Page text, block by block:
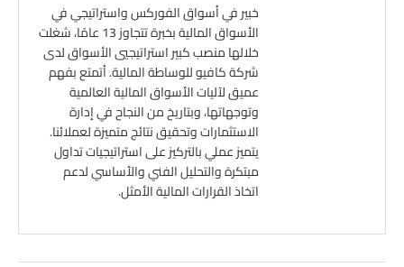
خبير في أسواق الفوركس واستراتيجي في
الأسواق المالية بخبرة تتجاوز 13 عامًا، شغلت
خلالها منصب كبير استراتيجيي الأسواق لدى
شركة كافيو للوساطة المالية. أتمتع بفهم
عميق لآليات الأسواق المالية العالمية
وتوجهاتها، وبتاريخ من النجاح في إدارة
الاستثمارات وتحقيق نتائج متميزة لعملائنا.
يتميز عملي بالتركيز على استراتيجيات تداول
مبتكرة والتحليل الفني والأساسي لدعم
اتخاذ القرارات المالية الأمثل.